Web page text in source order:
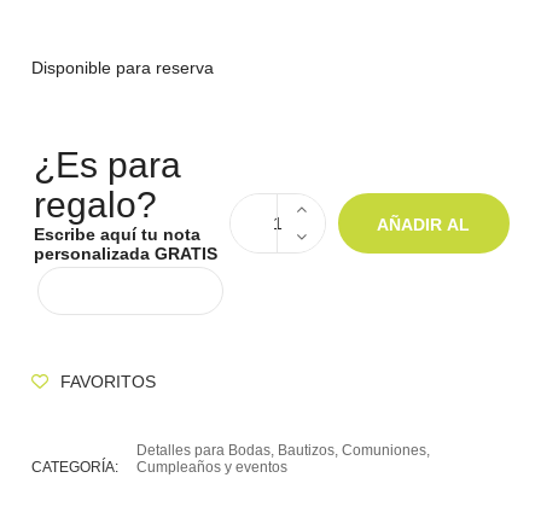
Disponible para reserva
¿Es para
regalo?
Escribe aquí tu nota
personalizada GRATIS
AÑADIR AL
FAVORITOS
CATEGORÍA:
Detalles para Bodas, Bautizos, Comuniones,
Cumpleaños y eventos